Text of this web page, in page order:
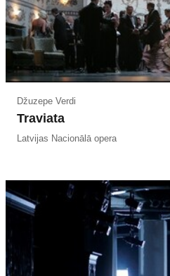
Džuzepe Verdi
Traviata
Latvijas Nacionālā opera